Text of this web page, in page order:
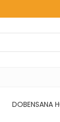
‎DOBENSANA